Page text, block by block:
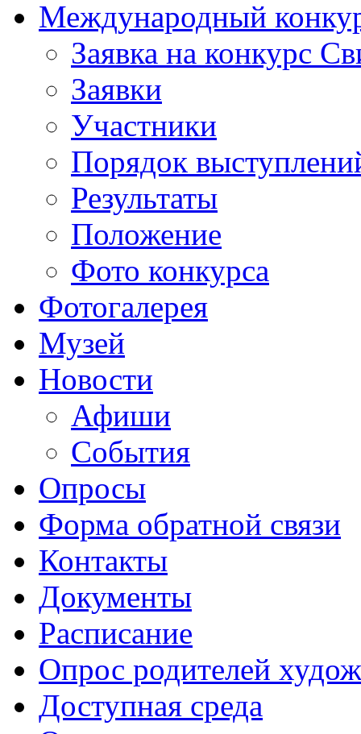
Международный
Заявка на конкурс
Заявки
Участники
Порядок
Результаты
Положение
Фото конкурса
Фотогалерея
Музей
Новости
Афиши
События
Опросы
Форма обратной связи
Контакты
Документы
Расписание
Опрос родителей
Доступная среда